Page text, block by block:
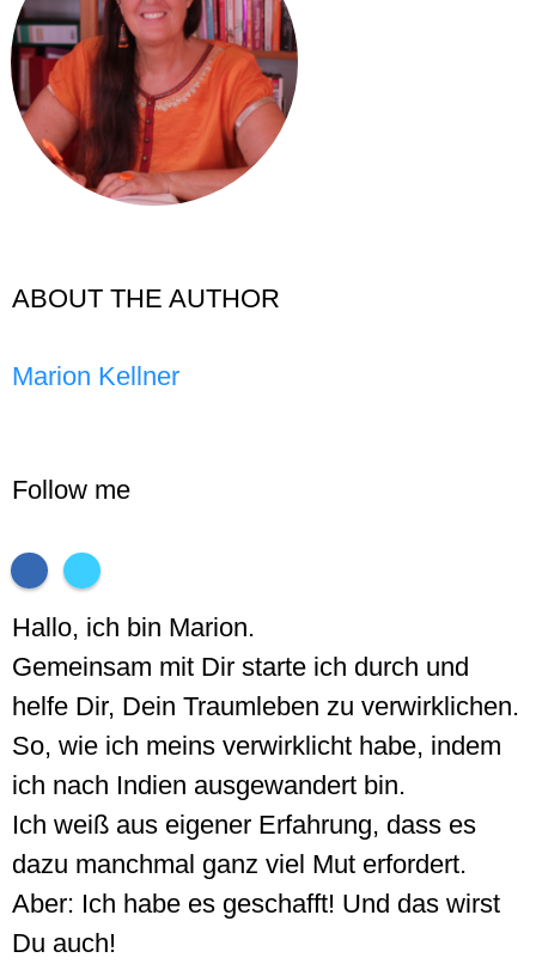
ABOUT THE AUTHOR
Marion Kellner
Follow me
Hallo, ich bin Marion.
Gemeinsam mit Dir starte ich durch und
helfe Dir, Dein Traumleben zu verwirklichen.
So, wie ich meins verwirklicht habe, indem
ich nach Indien ausgewandert bin.
Ich weiß aus eigener Erfahrung, dass es
dazu manchmal ganz viel Mut erfordert.
Aber: Ich habe es geschafft! Und das wirst
Du auch!